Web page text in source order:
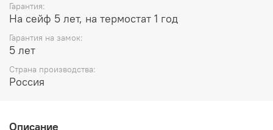
Гарантия:
На сейф 5 лет, на термостат 1 год
Гарантия на замок:
5 лет
Страна производства:
Россия
Описание